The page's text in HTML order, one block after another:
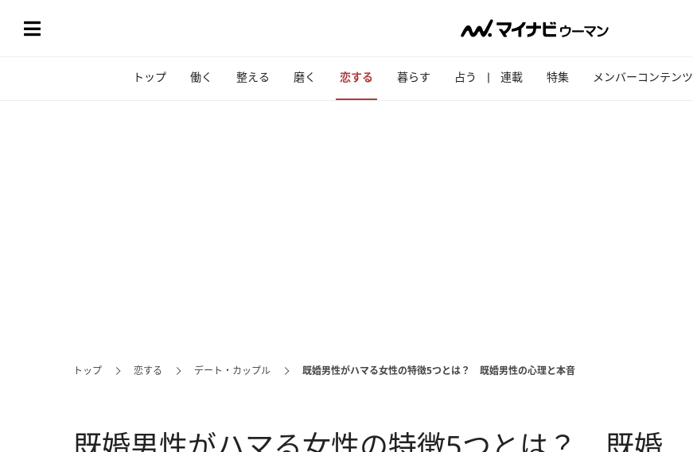
トップ 働く 整える 磨く 恋する 暮らす 占う 連載 特集 メンバーコンテンツ
トップ 恋する デート・カップル 既婚男性がハマる女性の特徴5つとは？ 既婚男性の心理と本音